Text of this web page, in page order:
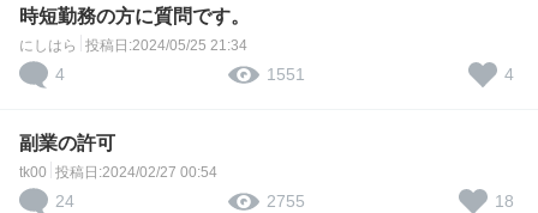
時短勤務の方に質問です。
にしはら 投稿日:2024/05/25 21:34
4 1551 4
副業の許可
tk00 投稿日:2024/02/27 00:54
24 2755 18